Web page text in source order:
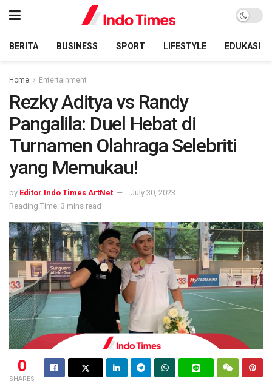
BERITA BUSINESS SPORT LIFESTYLE EDUKASI
Home Entertainment
Rezky Aditya vs Randy
Pangalila: Duel Hebat di
Turnamen Olahraga Selebriti
yang Memukau!
by Editor Indo Times ArtNet
July 30, 2023
Reading Time: 3 mins read
0
SHARES